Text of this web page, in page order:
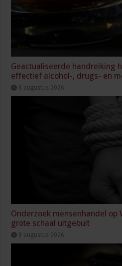
Geactualiseerde handreiking
effectief alcohol-, drugs- en
8 augustus 2026
Onderzoek mensenhandel op
grote schaal uitgebuit
8 augustus 2026